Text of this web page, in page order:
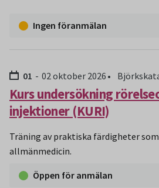
Ingen föranmälan
Kurs undersökning
injektioner (KURI)
Datum:
01 t.o.m:
02 oktober 2026
Träning av praktiska färdigheter
allmänmedicin.
Öppen för anmälan